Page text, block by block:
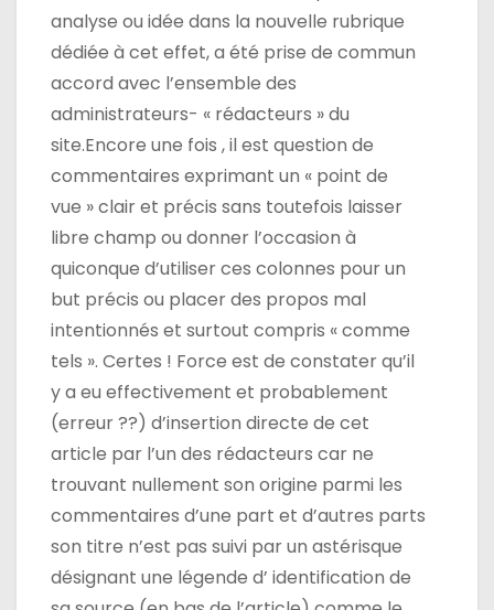
analyse ou idée dans la nouvelle rubrique
dédiée à cet effet, a été prise de commun
accord avec l’ensemble des
administrateurs- « rédacteurs » du
site.Encore une fois , il est question de
commentaires exprimant un « point de
vue » clair et précis sans toutefois laisser
libre champ ou donner l’occasion à
quiconque d’utiliser ces colonnes pour un
but précis ou placer des propos mal
intentionnés et surtout compris « comme
tels ». Certes ! Force est de constater qu’il
y a eu effectivement et probablement
(erreur ??) d’insertion directe de cet
article par l’un des rédacteurs car ne
trouvant nullement son origine parmi les
commentaires d’une part et d’autres parts
son titre n’est pas suivi par un astérisque
désignant une légende d’ identification de